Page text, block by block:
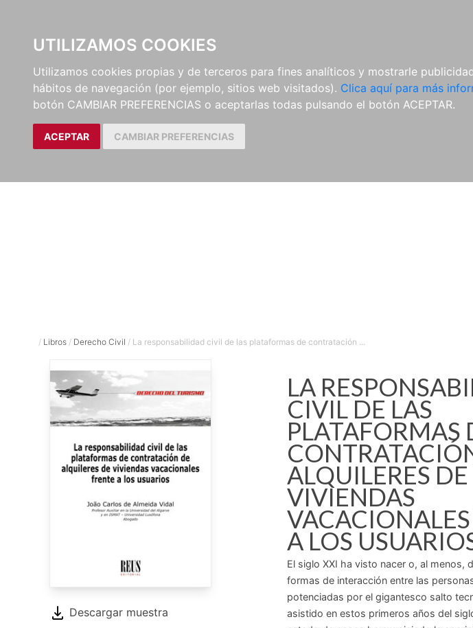
UTILIZAMOS COOKIES
Utilizamos cookies propias y de terceros para fines analíticos y mostrarle
hábitos de navegación (por ejemplo, sitios web visitados). Clica aquí para más
botón CAMBIAR PREFERENCIAS o aceptarlas todas pulsando el botón ACEPTAR.
ACEPTAR CAMBIAR PREFERENCIAS
EDITORIAL E-BOOKS
LibrosAutores
/ Libros / Derecho Civil / La responsabilidad civil de las plataformas de contratación ...
Descargar muestra
LA
CIVIL DE LAS
PLATAFORMAS
ALQUILERES DE
VIVIENDAS
A LOS
El siglo XXI ha visto nacer o, al menos,
formas de interacción entre las
potenciadas por el gigantesco salto
asistido en estos primeros años del